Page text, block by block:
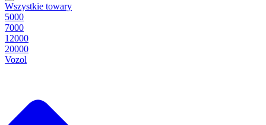
Wszystkie towary
5000
7000
12000
20000
Vozol